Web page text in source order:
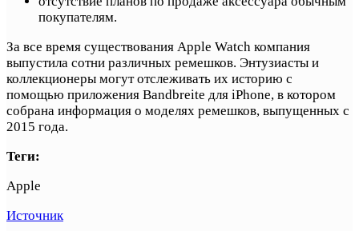
покупателям.
За все время существования Apple Watch компания
выпустила сотни различных ремешков. Энтузиасты и
коллекционеры могут отслеживать их историю с
помощью приложения Bandbreite для iPhone, в котором
собрана информация о моделях ремешков, выпущенных с
2015 года.
Теги:
Apple
Источник